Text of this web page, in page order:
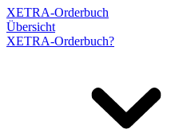
XETRA-Orderbuch
Übersicht
XETRA-Orderbuch?